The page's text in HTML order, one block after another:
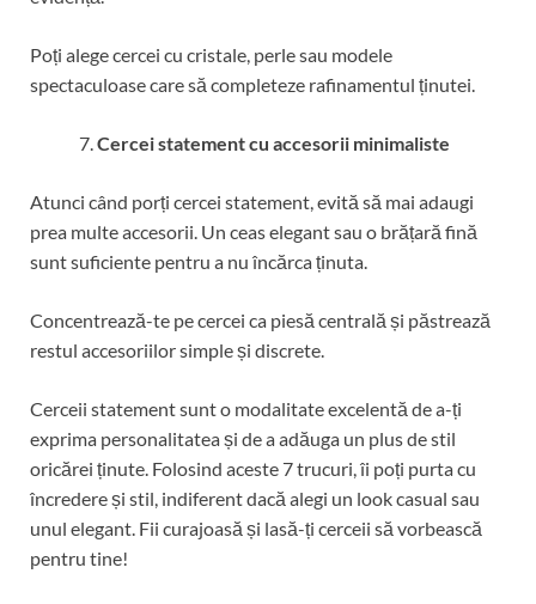
Poți alege cercei cu cristale, perle sau modele
spectaculoase care să completeze rafinamentul ținutei.
Cercei statement cu accesorii minimaliste
Atunci când porți cercei statement, evită să mai adaugi
prea multe accesorii. Un ceas elegant sau o brățară fină
sunt suficiente pentru a nu încărca ținuta.
Concentrează-te pe cercei ca piesă centrală și păstrează
restul accesoriilor simple și discrete.
Cerceii statement sunt o modalitate excelentă de a-ți
exprima personalitatea și de a adăuga un plus de stil
oricărei ținute. Folosind aceste 7 trucuri, îi poți purta cu
încredere și stil, indiferent dacă alegi un look casual sau
unul elegant. Fii curajoasă și lasă-ți cerceii să vorbească
pentru tine!